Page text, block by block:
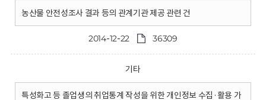
농산물 안전성조사 결과 등의 관계기관 제공 관련 건
2014-12-22 36309
기타
특성화고 등 졸업생의 취업통계 작성을 위한 개인정보 수집·활용 가